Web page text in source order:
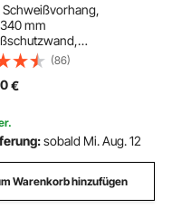
Schweißvorhang,
mm
Vinyl-
mit
Schwenkrädern und
UV-Schutz für
Industrieeinsatz, Blau
(86)
€
sobald Mi. Aug. 12
Warenkorb hinzufügen